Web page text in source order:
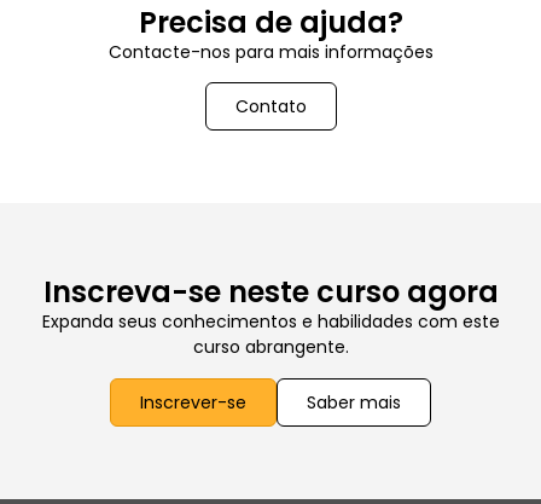
Precisa de ajuda?
Contacte-nos para mais informações
Contato
Inscreva-se neste curso agora
Expanda seus conhecimentos e habilidades com este
curso abrangente.
Inscrever-se Saber mais